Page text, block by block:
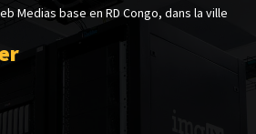
Medias base en RD Congo, dans la ville